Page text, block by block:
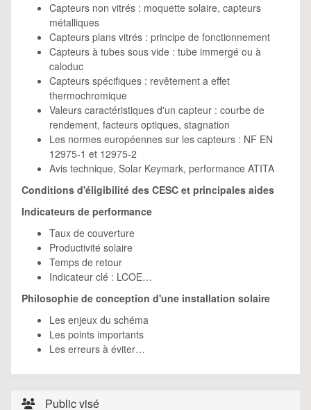
Capteurs non vitrés : moquette solaire, capteurs
métalliques
Capteurs plans vitrés : principe de fonctionnement
Capteurs à tubes sous vide : tube immergé ou à
caloduc
Capteurs spécifiques : revêtement a effet
thermochromique
Valeurs caractéristiques d'un capteur : courbe de
rendement, facteurs optiques, stagnation
Les normes européennes sur les capteurs : NF EN
12975-1 et 12975-2
Avis technique, Solar Keymark, performance ATITA
Conditions d'éligibilité des CESC et principales aides
Indicateurs de performance
Taux de couverture
Productivité solaire
Temps de retour
Indicateur clé : LCOE…
Philosophie de conception d'une installation solaire
Les enjeux du schéma
Les points importants
Les erreurs à éviter…
Public visé